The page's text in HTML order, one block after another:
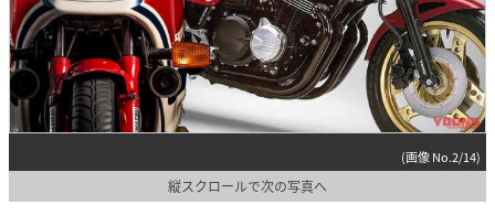
(画像 No.2/14)
縦スクロールで次の写真へ